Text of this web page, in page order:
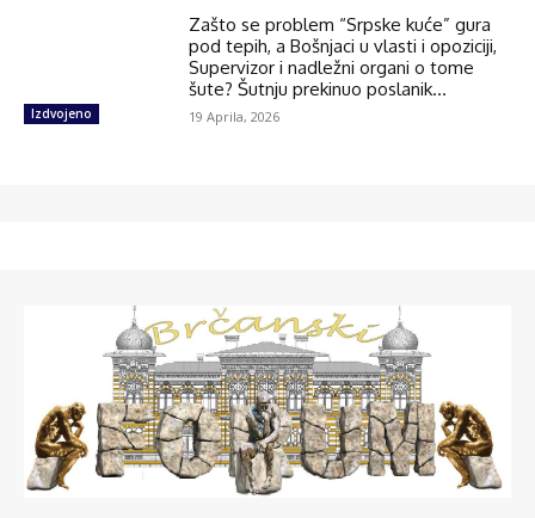
Izdvojeno
Zašto se problem “Srpske kuće” gura
pod tepih, a Bošnjaci u vlasti i opoziciji,
Supervizor i nadležni organi o tome
šute? Šutnju prekinuo poslanik...
19 Aprila, 2026